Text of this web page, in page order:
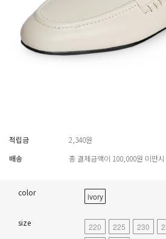
적립금
2,340원
배송
총 결제금액이 100,000원 미만
color ivory
size 220 225 230